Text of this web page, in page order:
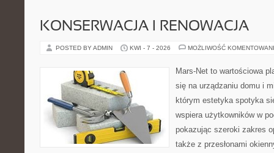
KONSERWACJA I RENOWACJA
POSTED BY ADMIN KWI - 7 - 2026 MOŻLIWOŚĆ
Mars-Net to wartościowa
się na urządzaniu domu i
którym estetyka spotyka
wspiera użytkowników w
pokazując szeroki zakres
także z przesłonami